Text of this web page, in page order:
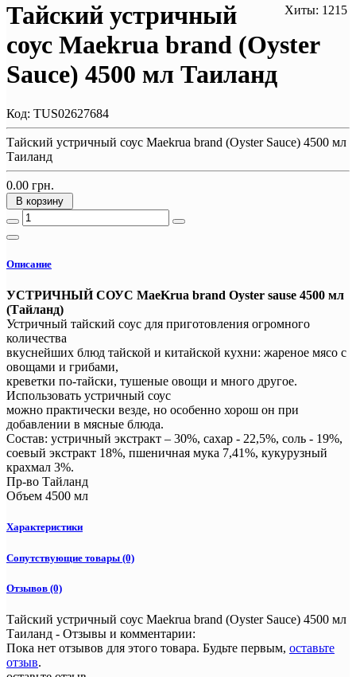
Хиты: 1215
Тайский устричный
соус Maekrua brand (Oyster
Sauce) 4500 мл Таиланд
Код: TUS02627684
Тайский устричный соус Maekrua brand (Oyster Sauce) 4500 мл
Таиланд
0.00 грн.
В корзину
Описание
УСТРИЧНЫЙ СОУС MaeKrua brand Oyster sause 4500 мл
(Тайланд)
Устричный тайский соус для приготовления огромного
количества
вкуснейших блюд тайской и китайской кухни: жареное мясо с
овощами и грибами,
креветки по-тайски, тушеные овощи и много другое.
Использовать устричный соус
можно практически везде, но особенно хорош он при
добавлении в мясные блюда.
Состав: устричный экстракт – 30%, сахар - 22,5%, соль - 19%,
соевый экстракт 18%, пшеничная мука 7,41%, кукурузный
крахмал 3%.
Пр-во Тайланд
Объем 4500 мл
Характеристики
Сопутствующие товары (0)
Отзывов (0)
Тайский устричный соус Maekrua brand (Oyster Sauce) 4500 мл
Таиланд - Отзывы и комментарии:
Пока нет отзывов для этого товара. Будьте первым, оставьте
отзыв.